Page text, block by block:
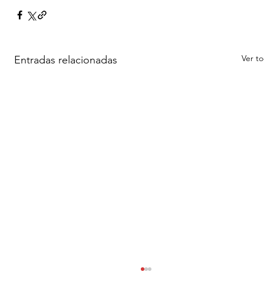
Entradas relacionadas Ver